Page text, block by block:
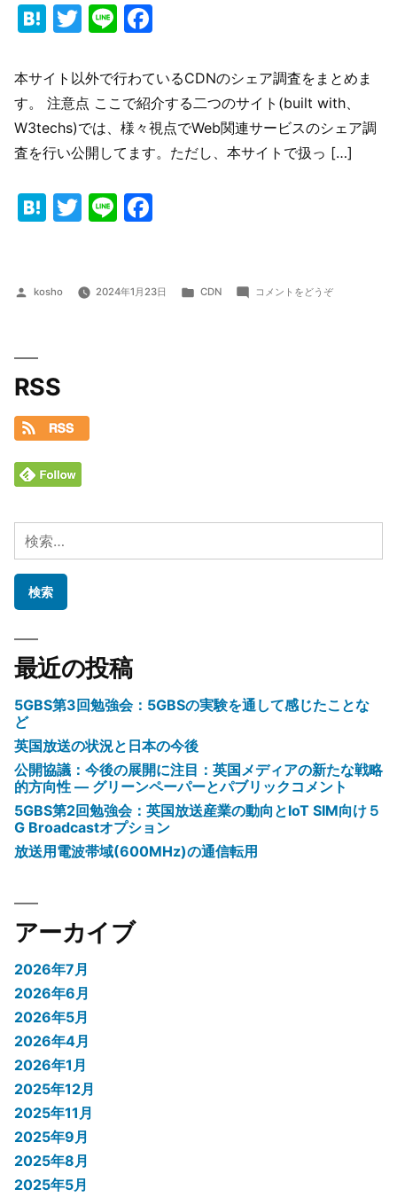
Hatena
Twitter
Line
本サイト以外で行わているCDNのシェア調査をまとめま
す。 注意点 ここで紹介する二つのサイト(built with、
W3techs)では、様々視点でWeb関連サービスのシェア調
査を行い公開してます。ただし、本サイトで扱っ […]
Hatena
Twitter
Line
投
kosho 2024年1月23日
カ
CDN コメントをどうぞ(CDN
RSS
検
索:
最近の投稿
5GBS第3回勉強会：5GBSの実験を通して感じたことな
ど
英国放送の状況と日本の今後
公開協議：今後の展開に注目：英国メディアの新たな戦略
的方向性 ― グリーンペーパーとパブリックコメント
5GBS第2回勉強会：英国放送産業の動向とIoT SIM向け５
G Broadcastオプション
放送用電波帯域(600MHz)の通信転用
アーカイブ
2026年7月
2026年6月
2026年5月
2026年4月
2026年1月
2025年12月
2025年11月
2025年9月
2025年8月
2025年5月